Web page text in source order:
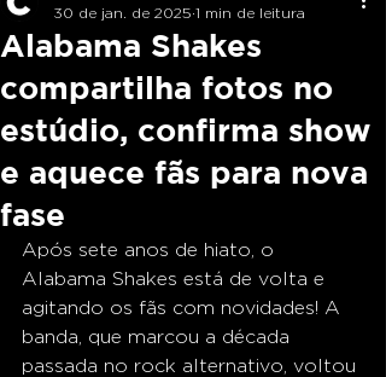
Alabama Shakes
compartilha fotos no
estúdio, confirma show
e aquece fãs para nova
fase
30 de jan. de 2025 1 min de leitura
Após sete anos de hiato, o
Alabama Shakes está de volta e
agitando os fãs com novidades! A
banda, que marcou a década
passada no rock alternativo, voltou